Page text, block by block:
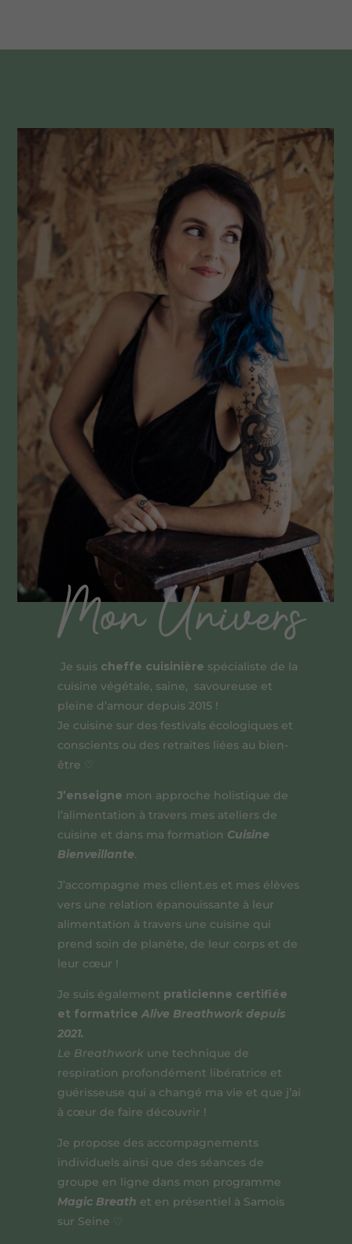
Mon Univers
Je suis cheffe cuisinière spécialiste de la
cuisine végétale, saine, savoureuse et
pleine d’amour depuis 2015 !
Je cuisine sur des festivals écologiques et
conscients ou des retraites liées au bien-
être ♡
J’enseigne mon approche holistique de
l’alimentation à travers mes ateliers de
cuisine et dans ma formation Cuisine
Bienveillante.
J’accompagne mes client.es et mes élèves
vers une relation épanouissante à leur
alimentation à travers une cuisine qui
prend soin de planète, de leur corps et de
leur cœur !
Je suis également praticienne certifiée
et formatriceAlive Breathwork depuis
2021.
Le Breathwork une technique de
respiration profondément libératrice et
guérisseuse qui a changé ma vie et que j’ai
à cœur de faire découvrir !
Je propose des accompagnements
individuels ainsi que des séances de
groupe en ligne dans mon programme
Magic Breath et en présentiel à Samois
sur Seine